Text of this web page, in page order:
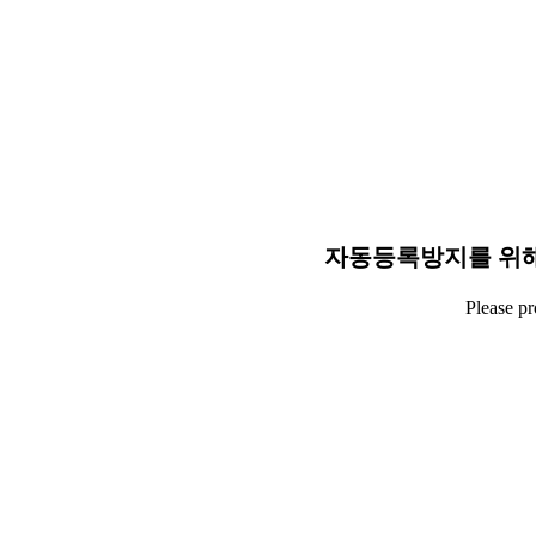
자동등록방지를 위
Please